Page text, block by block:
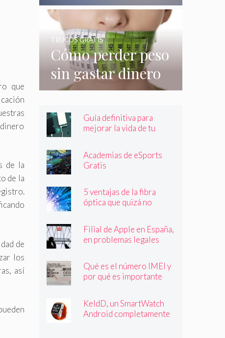
que
de la
de la
de
los
así
gastar menos en
su consumo
Cómo perder peso
sin gastar dinero
e incluso sin
hacer nada
TRUCOS GRATIS
Guía definitiva para
mejorar la vida de tu
Academias de eSports
Gratis
5 ventajas de la fibra
óptica que quizá no
Filial de Apple en España,
en problemas legales
Qué es el número IMEI y
por qué es importante
KeldD, un SmartWatch
Android completamente